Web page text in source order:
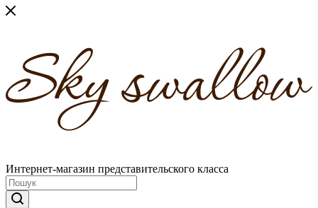
Интернет-магазин представительского класса